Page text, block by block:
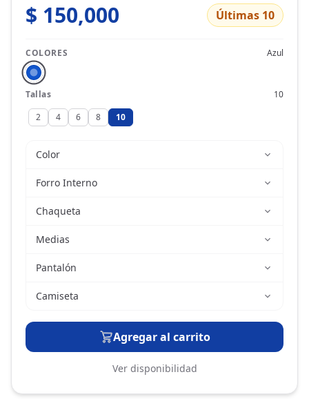
$ 150,000 Últimas 10
COLORES Azul
Tallas
10
2
4 6 8 10
Color
Forro Interno
Chaqueta
Medias
Pantalón
Camiseta
Agregar al carrito
Ver disponibilidad